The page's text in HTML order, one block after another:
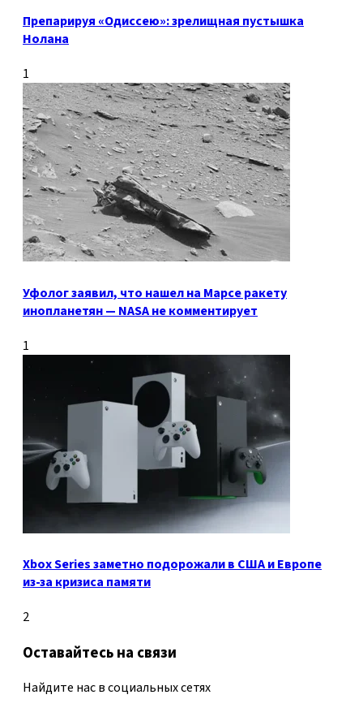
Препарируя «Одиссею»: зрелищная пустышка
Нолана
1
Уфолог заявил, что нашел на Марсе ракету
инопланетян — NASA не комментирует
1
Xbox Series заметно подорожали в США и Европе
из-за кризиса памяти
2
Оставайтесь на связи
Найдите нас в социальных сетях